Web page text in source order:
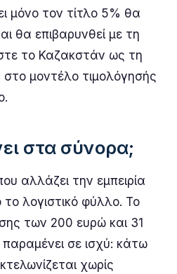
μόνο τον τίτλο 5% θα
θα επιβαρυνθεί με τη
το Καζακστάν ως τη
στο μοντέλο τιμολόγησής
στα σύνορα;
αλλάζει την εμπειρία
λογιστικό φύλλο. Το
των 200 ευρώ και 31
σε ισχύ: κάτω
χωρίς